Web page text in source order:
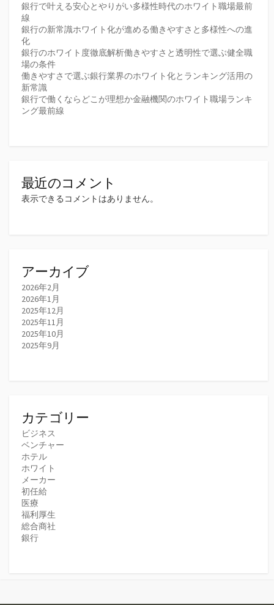
銀行で叶える安心とやりがい多様性時代のホワイト職場最前
線
銀行の新常識ホワイト化が進める働きやすさと多様性への進
化
銀行のホワイト度徹底解析働きやすさと透明性で選ぶ健全職
場の条件
働きやすさで選ぶ銀行業界のホワイト化とランキング活用の
新常識
銀行で働くならどこが理想か金融機関のホワイト職場ランキ
ング最前線
最近のコメント
表示できるコメントはありません。
アーカイブ
2026年2月
2026年1月
2025年12月
2025年11月
2025年10月
2025年9月
カテゴリー
ビジネス
ベンチャー
ホテル
ホワイト
メーカー
初任給
医療
福利厚生
総合商社
銀行